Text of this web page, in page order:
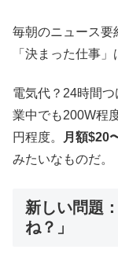
毎朝のニュース
「決まった仕事
電気代？24時間
業中でも200W程
円程度。
月額$20
みたいなものだ。
新しい問題
ね？」